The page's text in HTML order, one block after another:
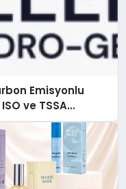
Emisyonlu
ve TSSA